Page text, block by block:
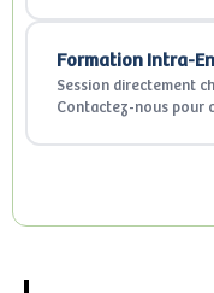
Formation Intra-
Session directement
Contactez-nous pour